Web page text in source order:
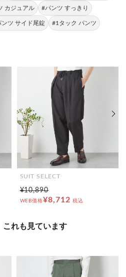
カジュアル #パンツ すっきり
ンツ サイド尾錠 #1タック パンツ
SUIT SELECT
¥10,890
WEB価格¥8,712 税込
これも見ています